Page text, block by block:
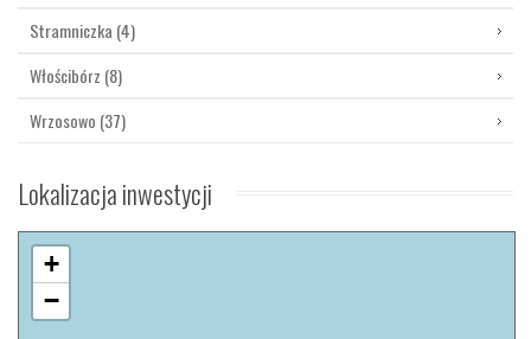
Stramniczka (4)
Włościbórz (8)
Wrzosowo (37)
Lokalizacjainwestycji
+
−